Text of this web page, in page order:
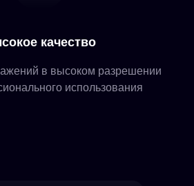
качество
в высоком разрешении
использования